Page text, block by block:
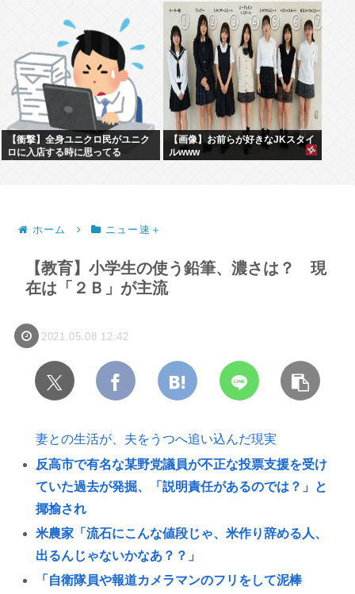
【衝撃】全身ユニクロ民がユニク
ロに入店する時に思ってる
【画像】お前らが好きなJKスタイ
ルwww
ホーム ニュー速＋
【教育】小学生の使う鉛筆、濃さは？ 現
在は「２Ｂ」が主流
2021.05.08 12:42
妻との生活が、夫をうつへ追い込んだ現実
反高市で有名な某野党議員が不正な投票支援を受け
ていた過去が発掘、「説明責任があるのでは？」と
揶揄され
米農家「流石にこんな値段じゃ、米作り辞める人、
出るんじゃないかなあ？？」
「自衛隊員や報道カメラマンのフリをして泥棒